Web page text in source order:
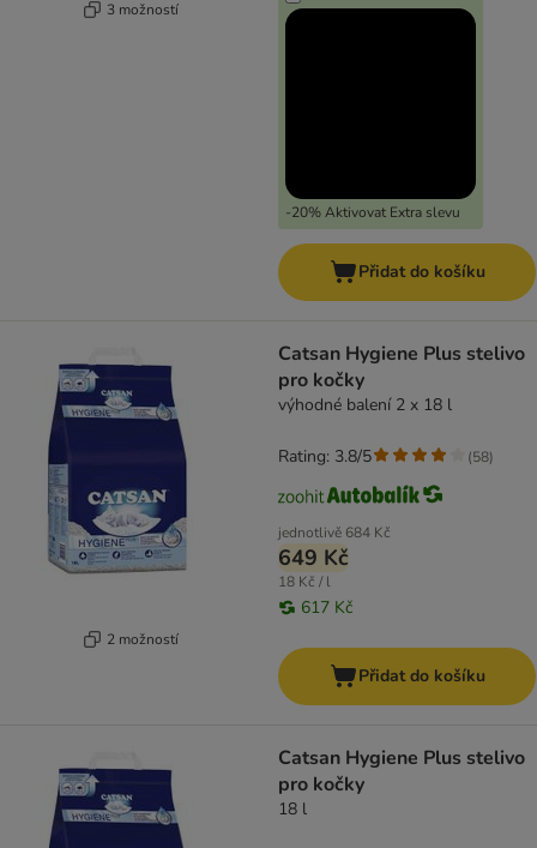
3 možností
-20% Aktivovat Extra slevu
Přidat do košíku
2 možností
Catsan Hygiene Plus stelivo
pro kočky
výhodné balení 2 x 18 l
jednotlivě 684 Kč
649 Kč
18 Kč / l
617 Kč
Rating: 3.8/5 (58)
Přidat do košíku
Catsan Hygiene Plus stelivo
pro kočky
18 l